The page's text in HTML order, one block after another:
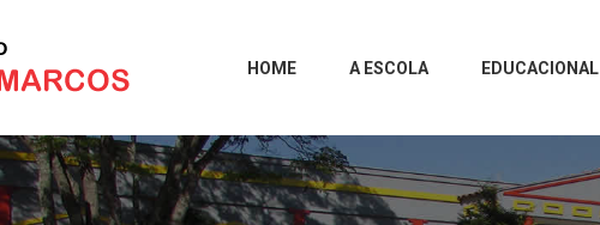
HOME A ESCOLA EDUCACIONAL